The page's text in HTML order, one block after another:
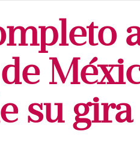
su gira